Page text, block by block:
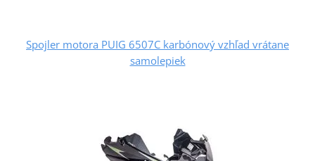
Spojler motora PUIG 6507C karbónový vzhľad vrátane
samolepiek